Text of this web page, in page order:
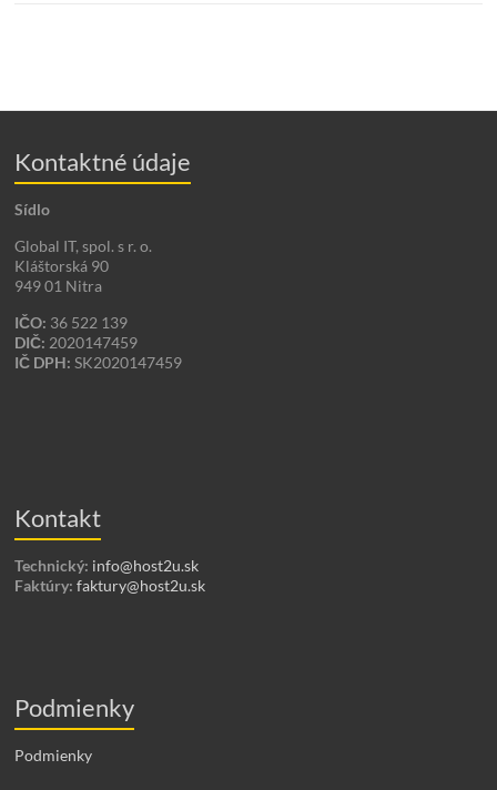
Kontaktné údaje
Sídlo
Global IT, spol. s r. o.
Kláštorská 90
949 01 Nitra
IČO: 36 522 139
DIČ: 2020147459
IČ DPH: SK2020147459
Kontakt
Technický: info@host2u.sk
Faktúry: faktury@host2u.sk
Podmienky
Podmienky